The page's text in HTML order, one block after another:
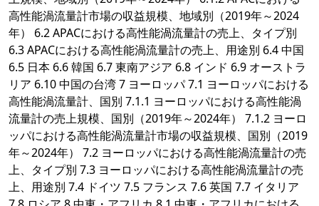
高性能渦流量計市場の収益規模、地域別（2019年～2024
年） 6.2 APACにおける高性能渦流量計の売上、タイプ別
6.3 APACにおける高性能渦流量計の売上、用途別 6.4 中国
6.5 日本 6.6 韓国 6.7 東南アジア 6.8 インド 6.9 オーストラ
リア 6.10 中国の台湾 7 ヨーロッパ 7.1 ヨーロッパにおける
高性能渦流量計、国別 7.1.1 ヨーロッパにおける高性能渦
流量計の売上規模、国別（2019年～2024年） 7.1.2 ヨーロ
ッパにおける高性能渦流量計市場の収益規模、国別（2019
年～2024年） 7.2 ヨーロッパにおける高性能渦流量計の売
上、タイプ別 7.3 ヨーロッパにおける高性能渦流量計の売
上、用途別 7.4 ドイツ 7.5 フランス 7.6 英国 7.7 イタリア